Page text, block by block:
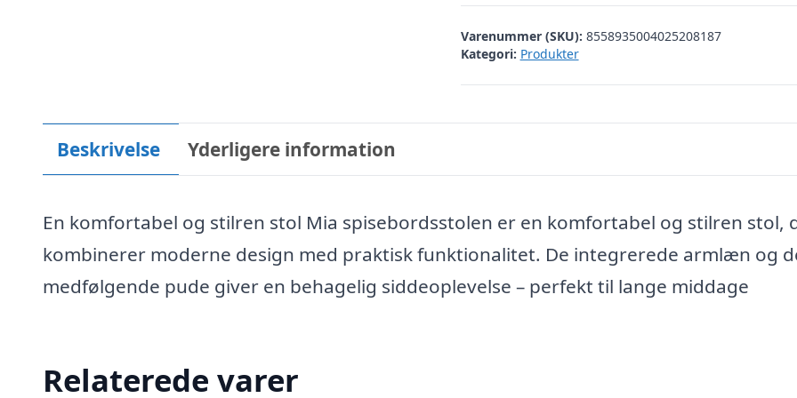
kr. 1.440,00.kr.
Varenummer (SKU): 8558935004025208187
Kategori: Produkter
Beskrivelse Yderligere information
En komfortabel og stilren stol Mia spisebordsstolen er en komfortabel og stilren stol,
kombinerer moderne design med praktisk funktionalitet. De integrerede armlæn og
medfølgende pude giver en behagelig siddeoplevelse – perfekt til lange middage
Relaterede varer